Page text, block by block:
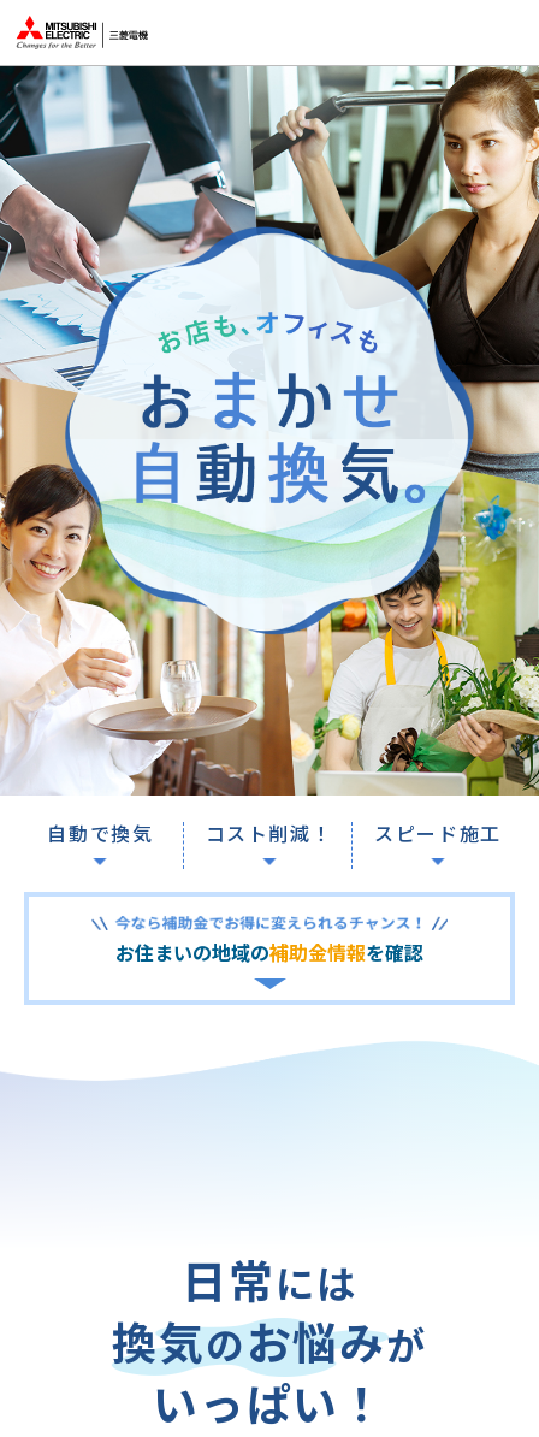
自動で換気 コスト削減！ スピード施工
お住まいの地域の補助金情報を確認
日常には
換気のお悩みが
いっぱい！